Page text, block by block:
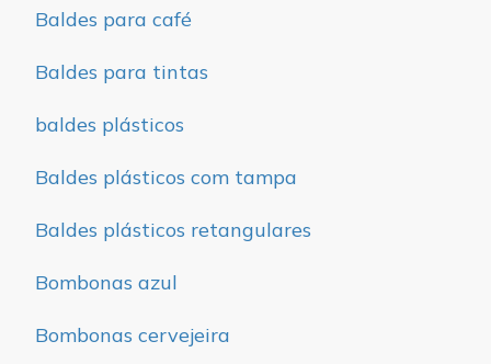
Baldes para café
Baldes para tintas
baldes plásticos
Baldes plásticos com tampa
Baldes plásticos retangulares
Bombonas azul
Bombonas cervejeira